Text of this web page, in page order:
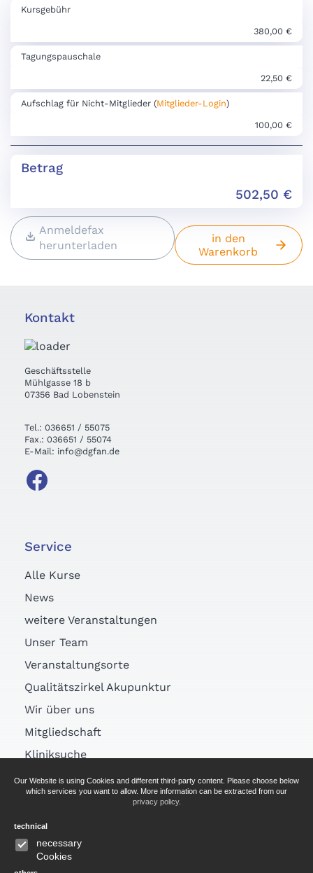
Kursgebühr
380,00 €
Tagungspauschale
22,50 €
Aufschlag für Nicht-Mitglieder (Mitglieder-Login)
100,00 €
Betrag
502,50 €
Anmeldefax
herunterladen
in den
Warenkorb
Kontakt
Geschäftsstelle
Mühlgasse 18 b
07356 Bad Lobenstein
Tel.: 036651 / 55075
Fax.: 036651 / 55074
E-Mail: info@dgfan.de
Service
Alle Kurse
News
weitere Veranstaltungen
Unser Team
Veranstaltungsorte
Qualitätszirkel Akupunktur
Wir über uns
Mitgliedschaft
Kliniksuche
Links
Arztsuche
AGB
Impressum
Our Website is using Cookies and different third-party content. Please choose below
which services you want to allow. More information can be extracted from our
privacy policy.
technical
necessary
Cookies